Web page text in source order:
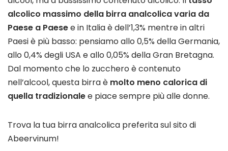
alcolico massimo della birra analcolica varia da
Paese a Paesee in Italia è dell’1,3% mentre in altri
Paesi è più basso: pensiamo allo 0,5% della Germania,
allo 0,4% degli USA e allo 0,05% della Gran Bretagna.
Dal momento che lo zucchero è contenuto
nell’alcool, questa birra è molto meno calorica di
quella tradizionalee piace sempre più alle donne.
Trova la tua birra analcolica preferita sul sito di
Abeervinum!